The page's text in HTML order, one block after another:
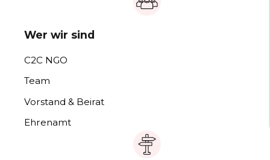
Wer wir sind
C2C NGO
Team
Vorstand & Beirat
Ehrenamt